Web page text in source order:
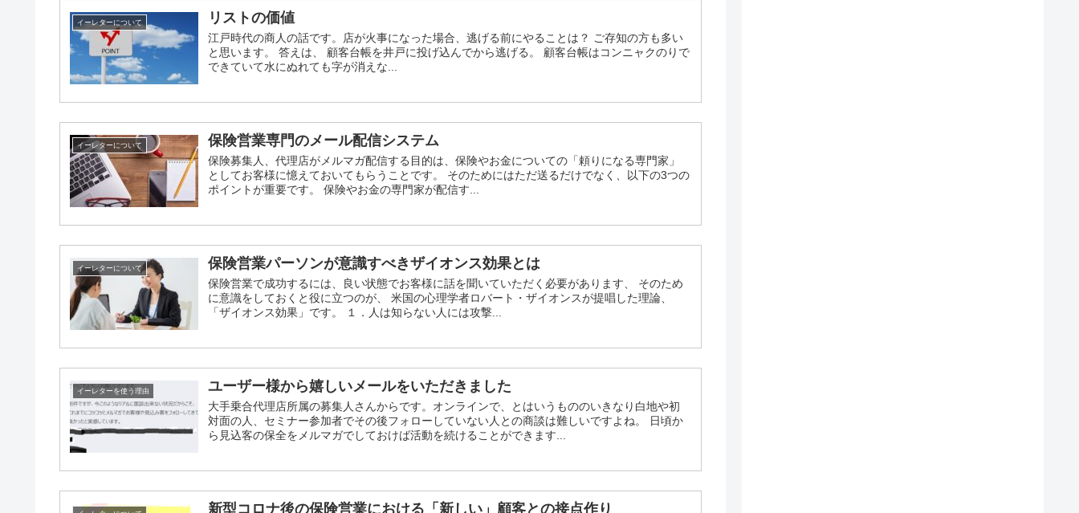
イーレターについて リストの価値
江戸時代の商人の話です。店が火事になった場合、逃げる前にやることは？ ご存知の方も多い
と思います。 答えは、 顧客台帳を井戸に投げ込んでから逃げる。 顧客台帳はコンニャクのりで
できていて水にぬれても字が消えな...
イーレターについて 保険営業専門のメール配信システム
保険募集人、代理店がメルマガ配信する目的は、保険やお金についての「頼りになる専門家」
としてお客様に憶えておいてもらうことです。 そのためにはただ送るだけでなく、以下の3つの
ポイントが重要です。 保険やお金の専門家が配信す...
イーレターについて 保険営業パーソンが意識すべきザイオンス効果とは
保険営業で成功するには、良い状態でお客様に話を聞いていただく必要があります、 そのため
に意識をしておくと役に立つのが、 米国の心理学者ロバート・ザイオンスが提唱した理論、
「ザイオンス効果」です。 １．人は知らない人には攻撃...
イーレターを使う理由 ユーザー様から嬉しいメールをいただきました
大手乗合代理店所属の募集人さんからです。オンラインで、とはいうもののいきなり白地や初
対面の人、セミナー参加者でその後フォローしていない人との商談は難しいですよね。 日頃か
ら見込客の保全をメルマガでしておけば活動を続けることができます...
新型コロナ後の保険営業における「新しい」顧客との接点作り